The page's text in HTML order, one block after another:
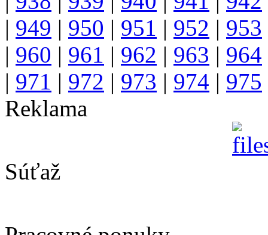
| 949 | 950 | 951 | 952 | 953
| 960 | 961 | 962 | 963 | 964
| 971 | 972 | 973 | 974 | 975
Reklama
Súťaž